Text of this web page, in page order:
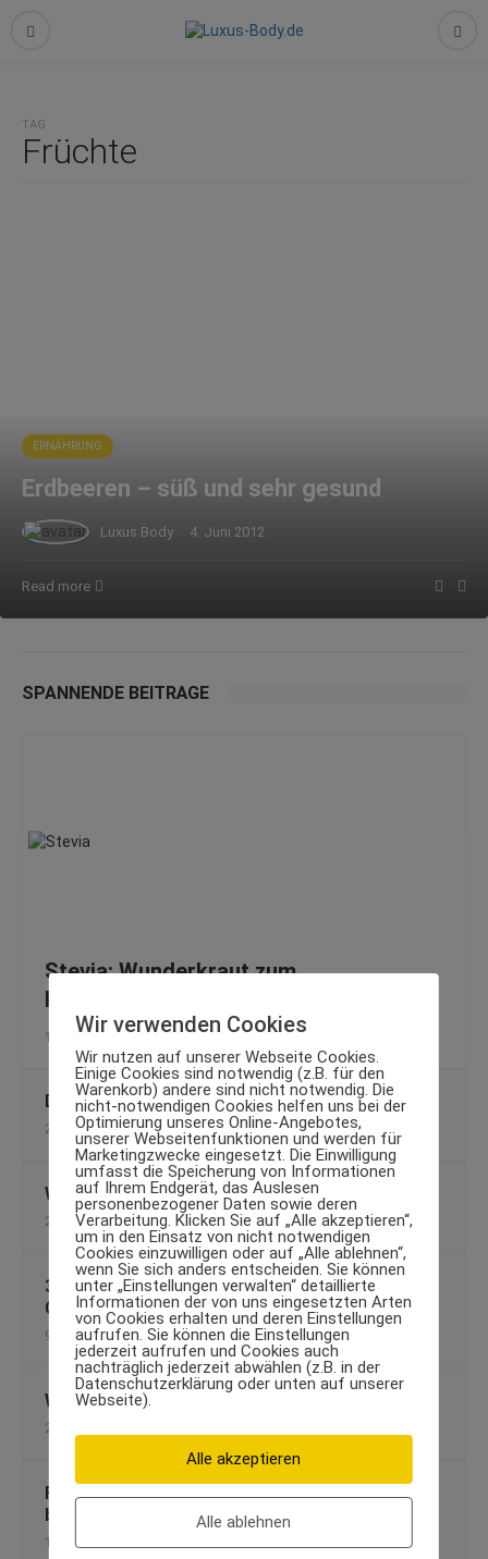
TAG
Früchte
ERNÄHRUNG
Erdbeeren – süß und sehr gesund
Luxus Body · 4. Juni 2012
Read more
SPANNENDE BEITRÄGE
Stevia: Wunderkraut zum
Kaloriensparen
11. Januar 2013
Depressionen mit Sport wirksam bekämpfen
29. April 2014
Weight Gainer – die Lösung zum Masseaufbau
26. Januar 2011
3 beliebte Übungen gegen Schwindel und
Gleichgewichtsstörungen
9. Mai 2019
Wie kann man Fältchen loszuwerden
22. Juli 2009
Fit bleiben im Urlaub: Wie man die Bikinifigur
behält
10. Juli 2013
Wir verwenden Cookies
Wir nutzen auf unserer Webseite Cookies.
Einige Cookies sind notwendig (z.B. für den
Warenkorb) andere sind nicht notwendig. Die
nicht-notwendigen Cookies helfen uns bei der
Optimierung unseres Online-Angebotes,
unserer Webseitenfunktionen und werden für
Marketingzwecke eingesetzt. Die Einwilligung
umfasst die Speicherung von Informationen
auf Ihrem Endgerät, das Auslesen
personenbezogener Daten sowie deren
Verarbeitung. Klicken Sie auf „Alle akzeptieren“,
um in den Einsatz von nicht notwendigen
Cookies einzuwilligen oder auf „Alle ablehnen“,
wenn Sie sich anders entscheiden. Sie können
unter „Einstellungen verwalten“ detaillierte
Informationen der von uns eingesetzten Arten
von Cookies erhalten und deren Einstellungen
aufrufen. Sie können die Einstellungen
jederzeit aufrufen und Cookies auch
nachträglich jederzeit abwählen (z.B. in der
Datenschutzerklärung oder unten auf unserer
Webseite).
Alle akzeptieren
Alle ablehnen